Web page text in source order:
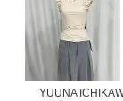
YUUNA